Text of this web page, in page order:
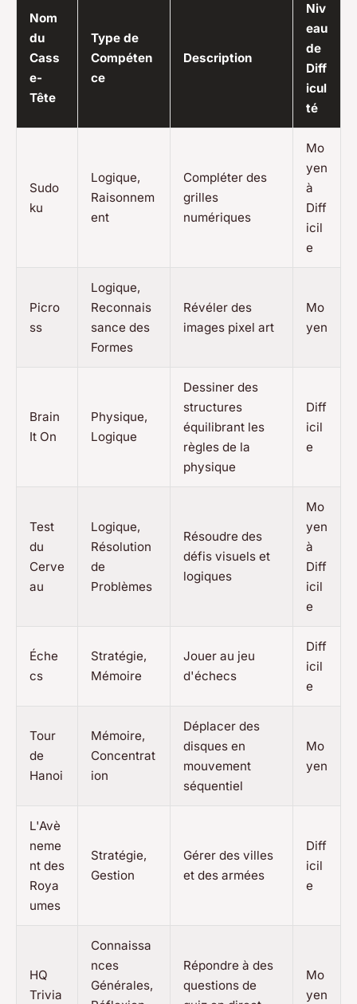
Nom
du
Cass
e-
Tête
Type de
Compéten
ce
Description
Niv
eau
de
Diff
icul
té
Sudo
ku
Logique,
Raisonnem
ent
Compléter des
grilles
numériques
Mo
yen
à
Diff
icil
e
Picro
ss
Logique,
Reconnais
sance des
Formes
Révéler des
images pixel art
Mo
yen
Brain
It On
Physique,
Logique
Dessiner des
structures
équilibrant les
règles de la
physique
Diff
icil
e
Test
du
Cerve
au
Logique,
Résolution
de
Problèmes
Résoudre des
défis visuels et
logiques
Mo
yen
à
Diff
icil
e
Éche
cs
Stratégie,
Mémoire
Jouer au jeu
d'échecs
Diff
icil
e
Tour
de
Hanoi
Mémoire,
Concentrat
ion
Déplacer des
disques en
mouvement
séquentiel
Mo
yen
L'Avè
neme
nt des
Roya
umes
Stratégie,
Gestion
Gérer des villes
et des armées
Diff
icil
e
HQ
Trivia
Connaissa
nces
Générales,
Répondre à des
questions de
Mo
yen